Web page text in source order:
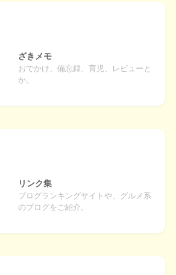
ざきメモ
おでかけ、備忘録、育児、レビューと
か。
リンク集
ブログランキングサイトや、グルメ系
のブログをご紹介。